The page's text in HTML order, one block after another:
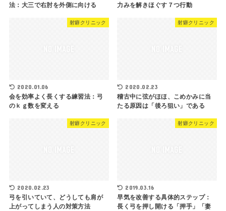
法：大三で右肘を外側に向ける
力みを解きほぐす７つ行動
射癖クリニック
2020.01.06
会を効率よく長くする練習法：弓
のｋｇ数を変える
射癖クリニック
2020.02.23
稽古中に弦がほほ、こめかみに当
たる原因は「後ろ狙い」である
射癖クリニック
2020.02.23
弓を引いていて、どうしても肩が
上がってしまう人の対策方法
射癖クリニック
2019.03.16
早気を改善する具体的ステップ：
長く弓を押し開ける「押手」「妻